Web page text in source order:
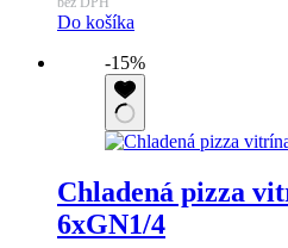
Do košíka
-15%
Chladená pizza
6xGN1/4